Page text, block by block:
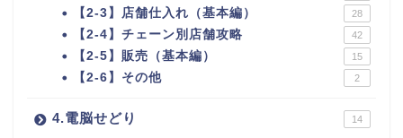
【2-3】店舗仕入れ（基本編） 28
【2-4】チェーン別店舗攻略 42
【2-5】販売（基本編） 15
【2-6】その他 2
4.電脳せどり 14